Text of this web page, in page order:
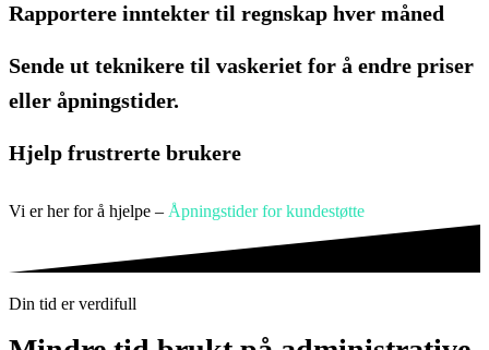
Rapportere inntekter til regnskap hver måned
Sende ut teknikere til vaskeriet for å endre priser
eller åpningstider.
Hjelp frustrerte brukere
Vi er her for å hjelpe – Åpningstider for kundestøtte
Din tid er verdifull